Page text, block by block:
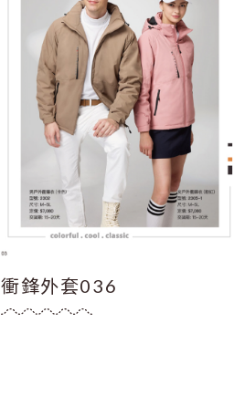
衝鋒外套036